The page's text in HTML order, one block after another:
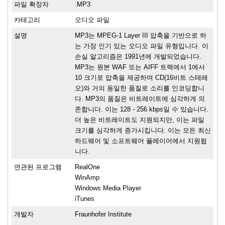
파일 확장자 .MP3
카테고리 오디오 파일
설명
MP3는 MPEG-1 Layer III 압축을 기반으로 하
는 가장 인기 있는 오디오 파일 유형입니다. 이
손실 알고리즘은 1991년에 개발되었습니다.
MP3는 원본 WAF 또는 AIFF 트랙에서 1에서
10 크기로 압축을 제공하며 CD(16비트 스테레
오)와 거의 동일한 품질로 소리를 인코딩합니
다. MP3의 품질은 비트레이트에 심각하게 의
존합니다. 이는 128 - 256 kbps일 수 있습니다.
더 높은 비트레이트도 지원되지만, 이는 파일
크기를 심각하게 증가시킵니다. 이는 모든 최신
하드웨어 및 소프트웨어 플레이어에서 지원됩
니다.
연관된 프로그램
RealOne
WinAmp
Windows Media Player
iTunes
개발자 Fraunhofer Institute